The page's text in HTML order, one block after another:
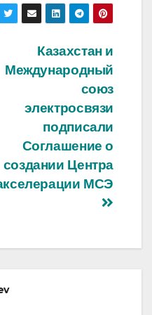
Казахстан и
Международный
союз
электросвязи
подписали
Соглашение о
создании Центра
МСЭ